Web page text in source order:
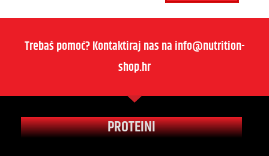
Trebaš pomoć? Kontaktiraj nas na info@nutrition-
shop.hr
PROTEINI